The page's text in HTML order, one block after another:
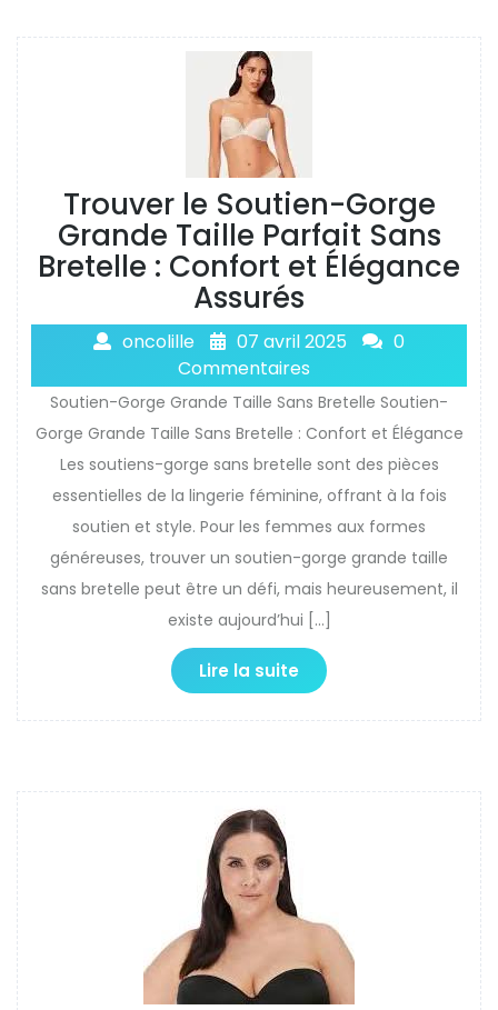
Trouver le Soutien-Gorge
Grande Taille Parfait Sans
Bretelle : Confort et Élégance
Assurés
oncolille 07 avril 2025
0
Commentaires
Soutien-Gorge Grande Taille Sans Bretelle Soutien-
Gorge Grande Taille Sans Bretelle : Confort et Élégance
Les soutiens-gorge sans bretelle sont des pièces
essentielles de la lingerie féminine, offrant à la fois
soutien et style. Pour les femmes aux formes
généreuses, trouver un soutien-gorge grande taille
sans bretelle peut être un défi, mais heureusement, il
existe aujourd’hui […]
Lire la suite